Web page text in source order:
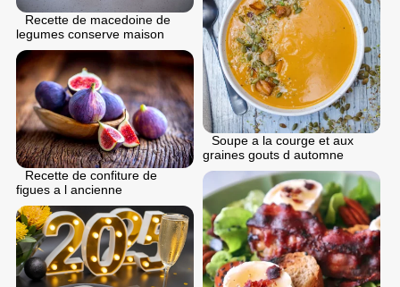
Recette de macedoine de
legumes conserve maison
Soupe a la courge et aux
graines gouts d automne
Recette de confiture de
figues a l ancienne